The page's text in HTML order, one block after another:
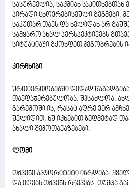
სასურველია, საქმიან
პირადი ცხოვრებისეული გეგმები.
საკუთარ თავს და ხელიდან არ
სამყარო ახალ პერსპექტივებს
სიტუაციაში გქონდეთ მეგობრების
კირჩხიბი
ურთიერთობებში დიდად
თავდაჯერებულობა. შესაძლოა,
გარემოში ის, რასაც ადრე ვერ
უვლიდით. ნუ იქნებით ზედმეტად
ახალი შემოთავაზებები.
ლომი
თქვენი ავტორიტეტი იზრდება.
და იღებს თქვენს რჩევებს. თუმცა